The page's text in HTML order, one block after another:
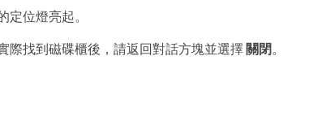
定位燈亮起。
際找到磁碟櫃後，請返回對話方塊並選擇 關閉。